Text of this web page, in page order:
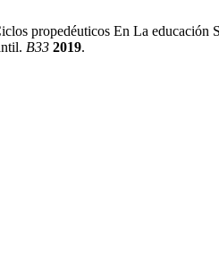
propedéuticos En La
B33 2019.